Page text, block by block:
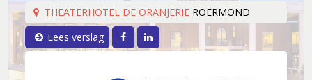
THEATERHOTEL DE ORANJERIE ROERMOND
Lees verslag
FacebookLinkedIn